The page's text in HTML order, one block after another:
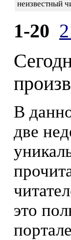
неизвестный
1-20
В
две
это